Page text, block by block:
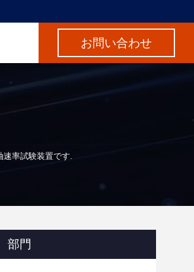
お問い合わせ
率試験装置です.
部門